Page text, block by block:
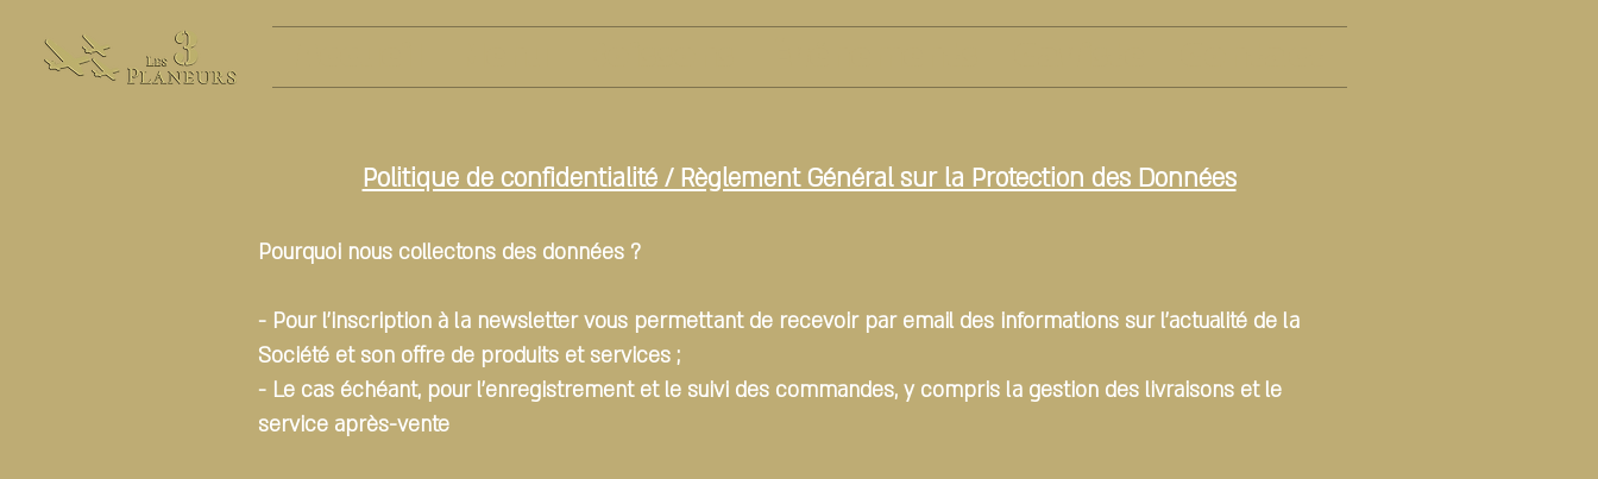
Politique de confidentialité / Règlement Général sur la Protection des Données
Pourquoi nous collectons des données ?
- Pour l’inscription à la newsletter vous permettant de recevoir par email des informations sur l'actualité de la
Société et son offre de produits et services ;
- Le cas échéant, pour l'enregistrement et le suivi des commandes, y compris la gestion des livraisons et le
service après-vente